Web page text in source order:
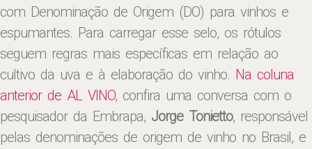
com Denominação de Origem (DO) para vinhos e
espumantes. Para carregar esse selo, os rótulos
seguem regras mais específicas em relação ao
cultivo da uva e à elaboração do vinho. Na coluna
anterior de AL VINO, confira uma conversa com o
pesquisador da Embrapa, Jorge Tonietto, responsável
pelas denominações de origem de vinho no Brasil, e